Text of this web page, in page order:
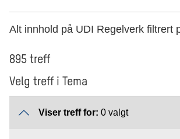
Alt innhold på UDI Regelverk filtrert
895 treff
Velg treff i Tema
Viser treff for: 0 valgt